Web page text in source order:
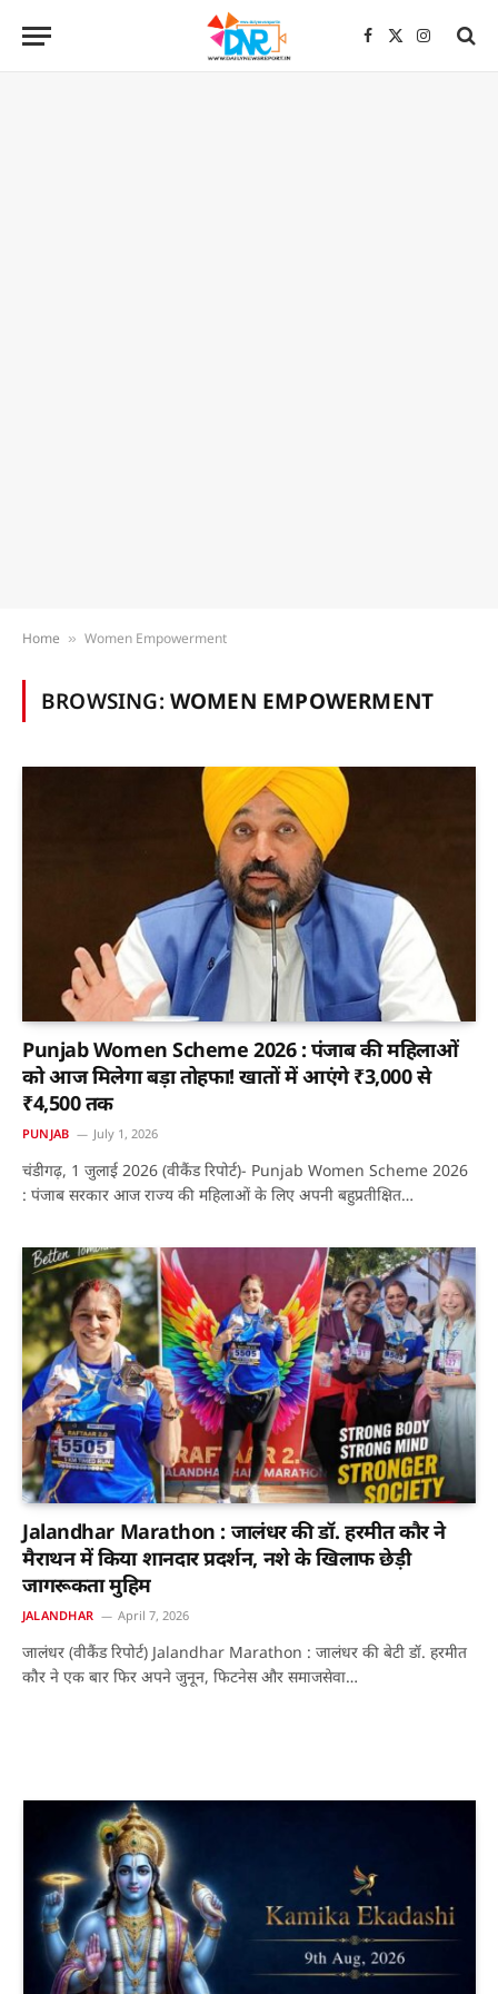
Facebook
X
Home » Women Empowerment
BROWSING: WOMEN EMPOWERMENT
Punjab Women Scheme 2026 : पंजाब की महिलाओं
को आज मिलेगा बड़ा तोहफा! खातों में आएंगे ₹3,000 से
₹4,500 तक
PUNJAB July 1, 2026
चंडीगढ़, 1 जुलाई 2026 (वीकैंड रिपोर्ट)- Punjab Women Scheme 2026
: पंजाब सरकार आज राज्य की महिलाओं के लिए अपनी बहुप्रतीक्षित…
Jalandhar Marathon : जालंधर की डॉ. हरमीत कौर ने
मैराथन में किया शानदार प्रदर्शन, नशे के खिलाफ छेड़ी
जागरूकता मुहिम
JALANDHAR April 7, 2026
जालंधर (वीकैंड रिपोर्ट) Jalandhar Marathon : जालंधर की बेटी डॉ. हरमीत
कौर ने एक बार फिर अपने जुनून, फिटनेस और समाजसेवा…